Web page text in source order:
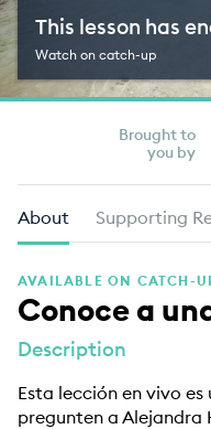
Take Action
Professional
This lesson has
Watch on catch-up
Brought to
you by
About Supporting
AVAILABLE ON CATCH-
Conoce a
Description
Esta lección en vivo
pregunten a Alejandra